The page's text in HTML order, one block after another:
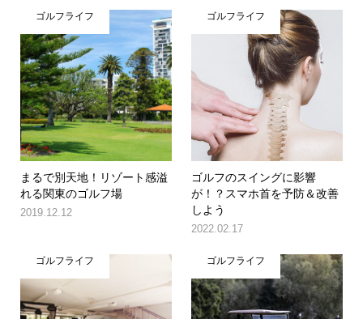
ゴルフライフ
まるで別天地！リゾート感溢
れる関東のゴルフ場
2019.12.12
ゴルフライフ
ゴルフのスイングに影響
が！？スマホ首を予防＆改善
しよう
2022.02.17
ゴルフライフ ゴルフライフ